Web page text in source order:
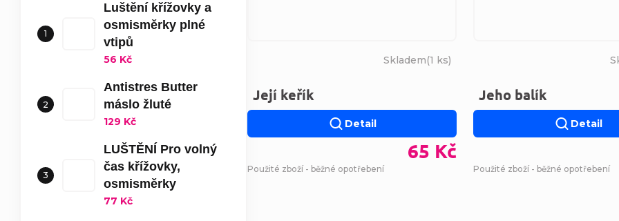
Luštění křížovky a
osmisměrky plné
vtipů
56 Kč
Antistres Butter
máslo žluté
129 Kč
LUŠTĚNÍ Pro volný
čas křížovky,
osmisměrky
77 Kč
Její keřík
Skladem(1 ks)
65 Kč
Detail
Použité zboží - běžné opotřebení
Jeho balík
Detail
Použité zboží - běžné opotřebení